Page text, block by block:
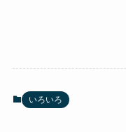
いろいろ